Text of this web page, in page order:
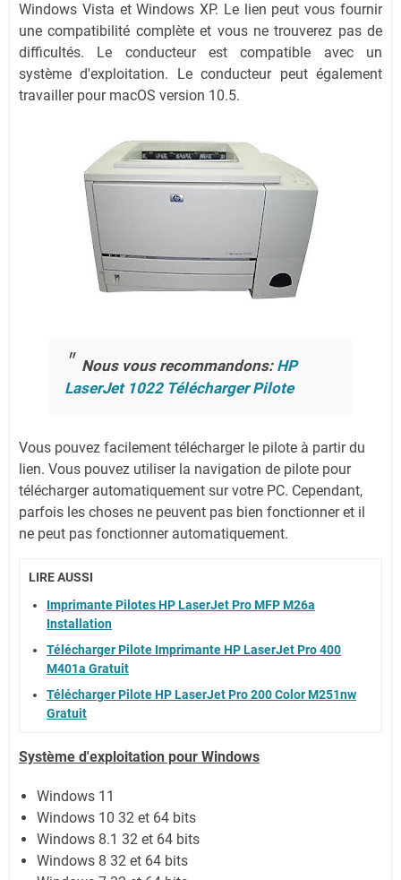
Windows Vista et Windows XP. Le lien peut vous fournir
une compatibilité complète et vous ne trouverez pas de
difficultés. Le conducteur est compatible avec un
système d'exploitation. Le conducteur peut également
travailler pour macOS version 10.5.
Nous vous recommandons: HP
LaserJet 1022 Télécharger Pilote
Vous pouvez facilement télécharger le pilote à partir du
lien. Vous pouvez utiliser la navigation de pilote pour
télécharger automatiquement sur votre PC. Cependant,
parfois les choses ne peuvent pas bien fonctionner et il
ne peut pas fonctionner automatiquement.
LIRE AUSSI
Imprimante Pilotes HP LaserJet Pro MFP M26a
Installation
Télécharger Pilote Imprimante HP LaserJet Pro 400
M401a Gratuit
Télécharger Pilote HP LaserJet Pro 200 Color M251nw
Gratuit
Système d'exploitation pour Windows
Windows 11
Windows 10 32 et 64 bits
Windows 8.1 32 et 64 bits
Windows 8 32 et 64 bits